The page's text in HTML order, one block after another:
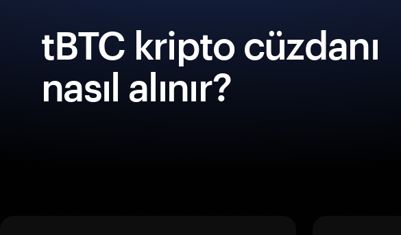
tBTC kripto cüzdanı
nasıl alınır?